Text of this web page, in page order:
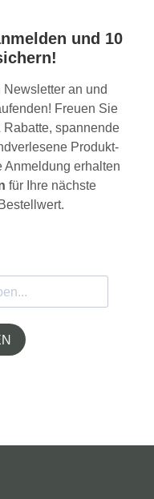
und 10
an und
Freuen Sie
spannende
Produkt-
Anmeldung erhalten
für Ihre nächste